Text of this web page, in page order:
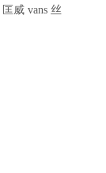
匡威 vans 丝